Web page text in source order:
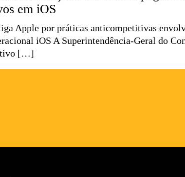
em iOS
Apple por práticas anticompetitivas
iOS A Superintendência-Geral do
[…]